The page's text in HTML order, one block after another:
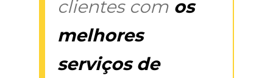
clientes com os
melhores
serviços de